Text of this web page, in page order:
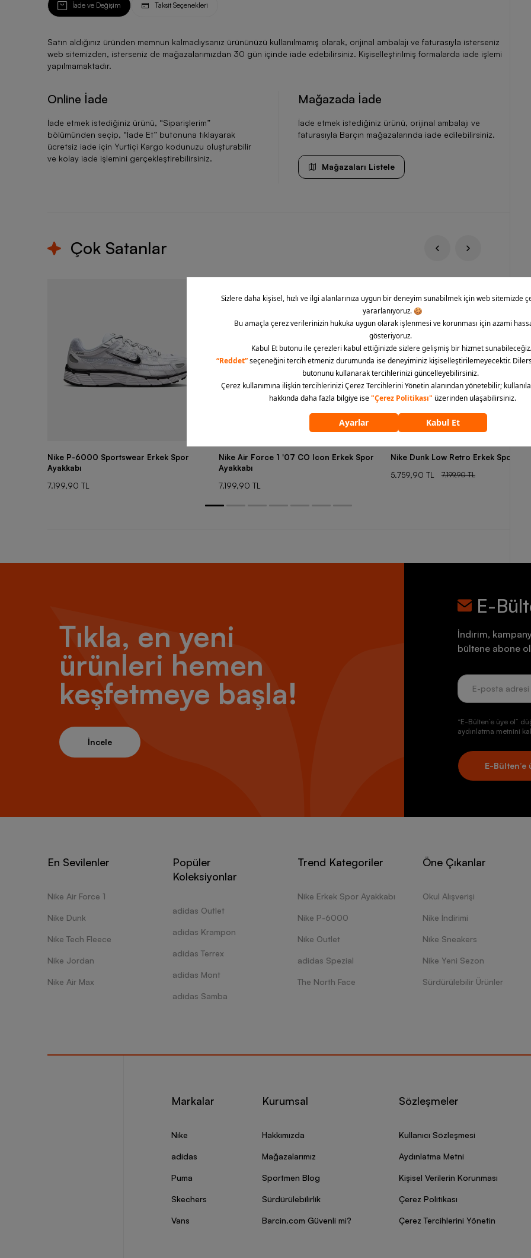
İade ve Değişim Taksit Seçenekleri
Satın aldığınız üründen memnun kalmadıysanız ürününüzü kullanılmamış olarak, orijinal ambalajı ve faturasıyla isterseniz
web sitemizden, isterseniz de mağazalarımızdan 30 gün içinde iade edebilirsiniz. Kişiselleştirilmiş formalarda iade işlemi
yapılmamaktadır.
Online İade
İade etmek istediğiniz ürünü, “Siparişlerim”
bölümünden seçip, “İade Et” butonuna tıklayarak
ücretsiz iade için Yurtiçi Kargo kodunuzu oluşturabilir
ve kolay iade işlemini gerçekleştirebilirsiniz.
Mağazada İade
İade etmek istediğiniz ürünü, orijinal ambalajı ve
faturasıyla Barçın mağazalarında iade edilebilirsiniz.
Mağazaları Listele
Çok Satanlar
Nike P-6000 Sportswear Erkek Spor
Ayakkabı
7.199,90 TL
Nike Air Force 1 '07 CO Icon Erkek Spor
Ayakkabı
7.199,90 TL
Nike Dunk Low Retro Erkek Spor
5.759,90 TL
7.199,90 TL
Tıkla, en yeni
ürünleri hemen
keşfetmeye başla!
İncele
E-
İndirim,
bültene abone
“E-Bülten’e üye ol”
aydınlatma metnini
E-Bülten’e
En Sevilenler
Nike Air Force 1
Nike Dunk
Nike Tech Fleece
Nike Jordan
Nike Air Max
Popüler
Koleksiyonlar
adidas Outlet
adidas Krampon
adidas Terrex
adidas Mont
adidas Samba
Trend Kategoriler
Nike Erkek Spor Ayakkabı
Nike P-6000
Nike Outlet
adidas Spezial
The North Face
Öne Çıkanlar
Okul Alışverişi
Nike İndirimi
Nike Sneakers
Nike Yeni Sezon
Sürdürülebilir Ürünler
Markalar
Nike
adidas
Puma
Skechers
Vans
Kurumsal
Hakkımızda
Mağazalarımız
Sportmen Blog
Sürdürülebilirlik
Barcin.com Güvenli mi?
Sözleşmeler
Kullanıcı Sözleşmesi
Aydınlatma Metni
Kişisel Verilerin Korunması
Çerez Politikası
Çerez Tercihlerini Yönetin